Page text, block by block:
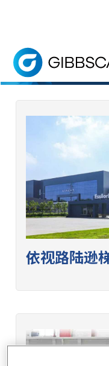
首页> 为何选择
涉及我们解决方案
客户案例
依视路陆逊